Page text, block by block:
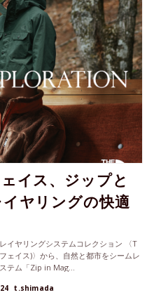
イス、ジップと
ヤリングの快適
イヤリングシステムコレクション 〈T
ェイス)〉から、自然と都市をシームレ
テム「Zip in Mag...
t.shimada